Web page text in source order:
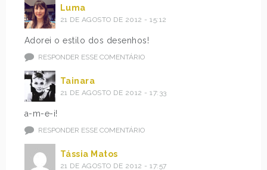
Luma
21 DE AGOSTO DE 2012 - 15:12
Adorei o estilo dos desenhos!
RESPONDER ESSE COMENTÁRIO
Tainara
21 DE AGOSTO DE 2012 - 17:33
a-m-e-i!
RESPONDER ESSE COMENTÁRIO
Tássia Matos
21 DE AGOSTO DE 2012 - 17:57